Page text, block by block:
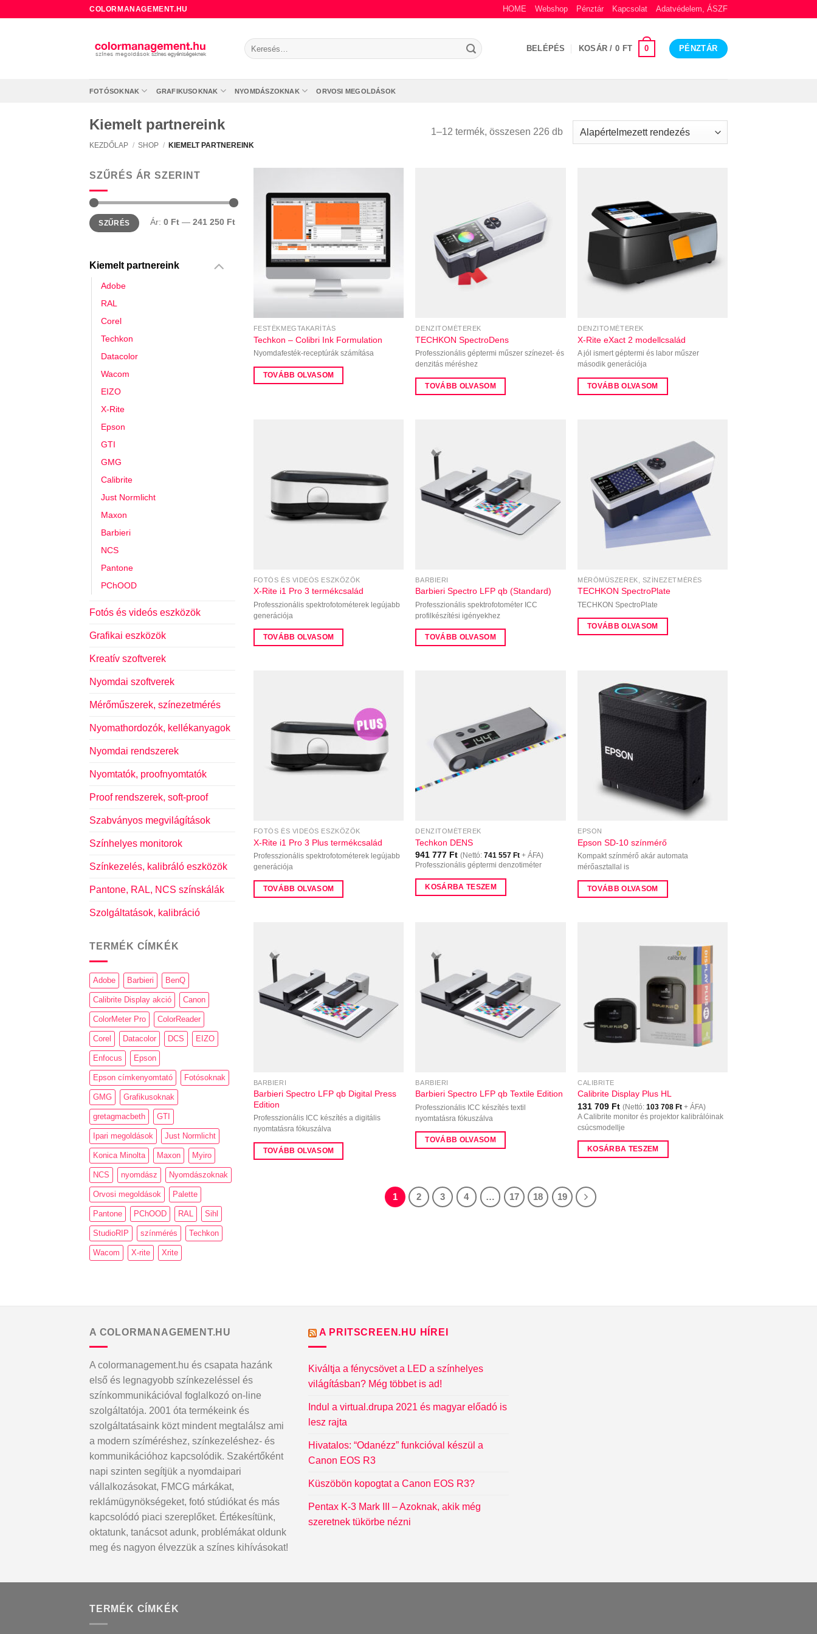
COLORMANAGEMENT.HU HOME Webshop Pénztár Kapcsolat Adatvédelem, ÁSZF
Keresés
a
BELÉPÉS KOSÁR /0 FT 0 PÉNZTÁR
FOTÓSOKNAK GRAFIKUSOKNAK NYOMDÁSZOKNAK ORVOSI MEGOLDÁSOK
Kiemelt partnereink
KEZDŐLAP / SHOP / KIEMELT PARTNEREINK
1–12 termék, összesen 226 db
SZŰRÉS ÁR SZERINT
Min
ár
Max
ár
SZŰRÉS Ár: 0 Ft — 241 250 Ft
Kiemelt partnereink
Adobe
RAL
Corel
Techkon
Datacolor
Wacom
EIZO
X-Rite
Epson
GTI
GMG
Calibrite
Just Normlicht
Maxon
Barbieri
NCS
Pantone
PChOOD
Fotós és videós eszközök
Grafikai eszközök
Kreatív szoftverek
Nyomdai szoftverek
Mérőműszerek, színezetmérés
Nyomathordozók, kellékanyagok
Nyomdai rendszerek
Nyomtatók, proofnyomtatók
Proof rendszerek, soft-proof
Szabványos megvilágítások
Színhelyes monitorok
Színkezelés, kalibráló eszközök
Pantone, RAL, NCS színskálák
Szolgáltatások, kalibráció
TERMÉK CÍMKÉK
Adobe Barbieri BenQ
Calibrite Display akció Canon
ColorMeter Pro ColorReader
Corel Datacolor DCS EIZO
Enfocus Epson
Epson címkenyomtató Fotósoknak
GMG Grafikusoknak
gretagmacbeth GTI
Ipari megoldások Just Normlicht
Konica Minolta Maxon Myiro
NCS nyomdász Nyomdászoknak
Orvosi megoldások Palette
Pantone PChOOD RAL Sihl
StudioRIP színmérés Techkon
Wacom X-rite Xrite
FESTÉKMEGTAKARÍTÁS
Techkon – Colibri Ink Formulation
Nyomdafesték-receptúrák számítása
TOVÁBB OLVASOM
DENZITOMÉTEREK
TECHKON SpectroDens
Professzionális géptermi műszer színezet- és
denzitás méréshez
TOVÁBB OLVASOM
DENZITOMÉTEREK
X-Rite eXact 2 modellcsalád
A jól ismert géptermi és labor műszer
második generációja
TOVÁBB OLVASOM
FOTÓS ÉS VIDEÓS ESZKÖZÖK
X-Rite i1 Pro 3 termékcsalád
Professzionális spektrofotométerek legújabb
generációja
TOVÁBB OLVASOM
BARBIERI
Barbieri Spectro LFP qb (Standard)
Professzionális spektrofotométer ICC
profilkészítési igényekhez
TOVÁBB OLVASOM
MÉRŐMŰSZEREK, SZÍNEZETMÉRÉS
TECHKON SpectroPlate
TECHKON SpectroPlate
TOVÁBB OLVASOM
FOTÓS ÉS VIDEÓS ESZKÖZÖK
X-Rite i1 Pro 3 Plus termékcsalád
Professzionális spektrofotométerek legújabb
generációja
TOVÁBB OLVASOM
DENZITOMÉTEREK
Techkon DENS
941 777 Ft (Nettó:741 557 Ft + ÁFA)
Professzionális géptermi denzotiméter
KOSÁRBA TESZEM
EPSON
Epson SD-10 színmérő
Kompakt színmérő akár automata
mérőasztallal is
TOVÁBB OLVASOM
BARBIERI
Barbieri Spectro LFP qb Digital Press
Edition
Professzionális ICC készítés a digitális
nyomtatásra fókuszálva
TOVÁBB OLVASOM
BARBIERI
Barbieri Spectro LFP qb Textile Edition
Professzionális ICC készítés textil
nyomtatásra fókuszálva
TOVÁBB OLVASOM
CALIBRITE
Calibrite Display Plus HL
131 709 Ft (Nettó:103 708 Ft + ÁFA)
A Calibrite monitor és projektor kalibrálóinak
csúcsmodellje
KOSÁRBA TESZEM
1 2 3 4 … 17 18 19
A COLORMANAGEMENT.HU
A colormanagement.hu és csapata hazánk
első és legnagyobb színkezeléssel és
színkommunikációval foglalkozó on-line
szolgáltatója. 2001 óta termékeink és
szolgáltatásaink közt mindent megtalálsz ami
a modern szíméréshez, színkezeléshez- és
kommunikációhoz kapcsolódik. Szakértőként
napi szinten segítjük a nyomdaipari
vállalkozásokat, FMCG márkákat,
reklámügynökségeket, fotó stúdiókat és más
kapcsolódó piaci szereplőket. Értékesítünk,
oktatunk, tanácsot adunk, problémákat oldunk
meg és nagyon élvezzük a színes kihívásokat!
A PRITSCREEN.HU HÍREI
Kiváltja a fénycsövet a LED a színhelyes
világításban? Még többet is ad!
Indul a virtual.drupa 2021 és magyar előadó is
lesz rajta
Hivatalos: “Odanézz” funkcióval készül a
Canon EOS R3
Küszöbön kopogtat a Canon EOS R3?
Pentax K-3 Mark III – Azoknak, akik még
szeretnek tükörbe nézni
TERMÉK CÍMKÉK